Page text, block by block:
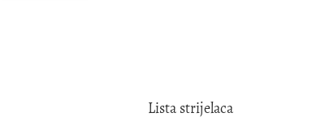
Lista strijelaca